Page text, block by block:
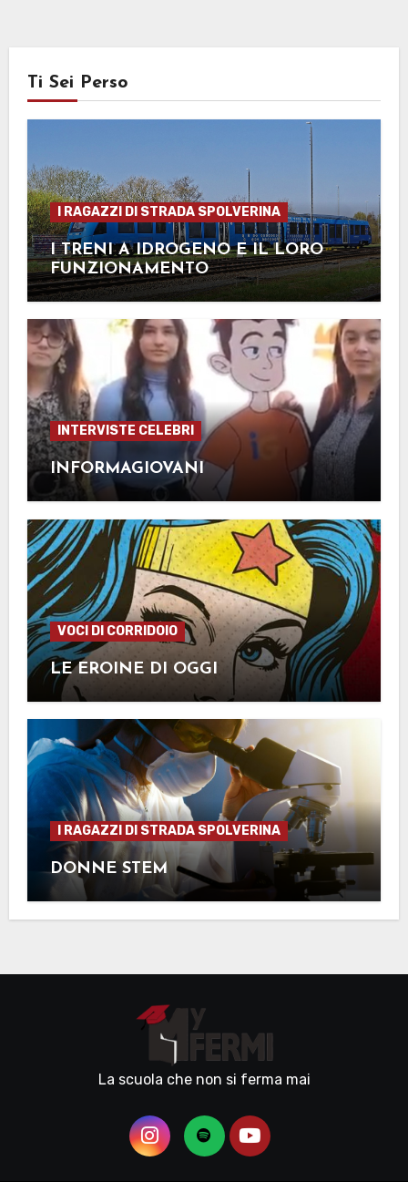
Ti Sei Perso
I RAGAZZI DI STRADA SPOLVERINA
I TRENI A IDROGENO E IL LORO
FUNZIONAMENTO
INTERVISTE CELEBRI
INFORMAGIOVANI
VOCI DI CORRIDOIO
LE EROINE DI OGGI
I RAGAZZI DI STRADA SPOLVERINA
DONNE STEM
La scuola che non si ferma mai